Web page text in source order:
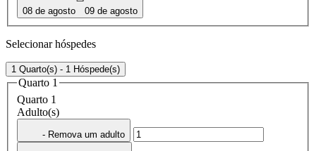
08 de agosto 09 de agosto
Selecionar hóspedes
1 Quarto(s) - 1 Hóspede(s)
Quarto 1
Quarto 1
Adulto(s)
- Remova um adulto